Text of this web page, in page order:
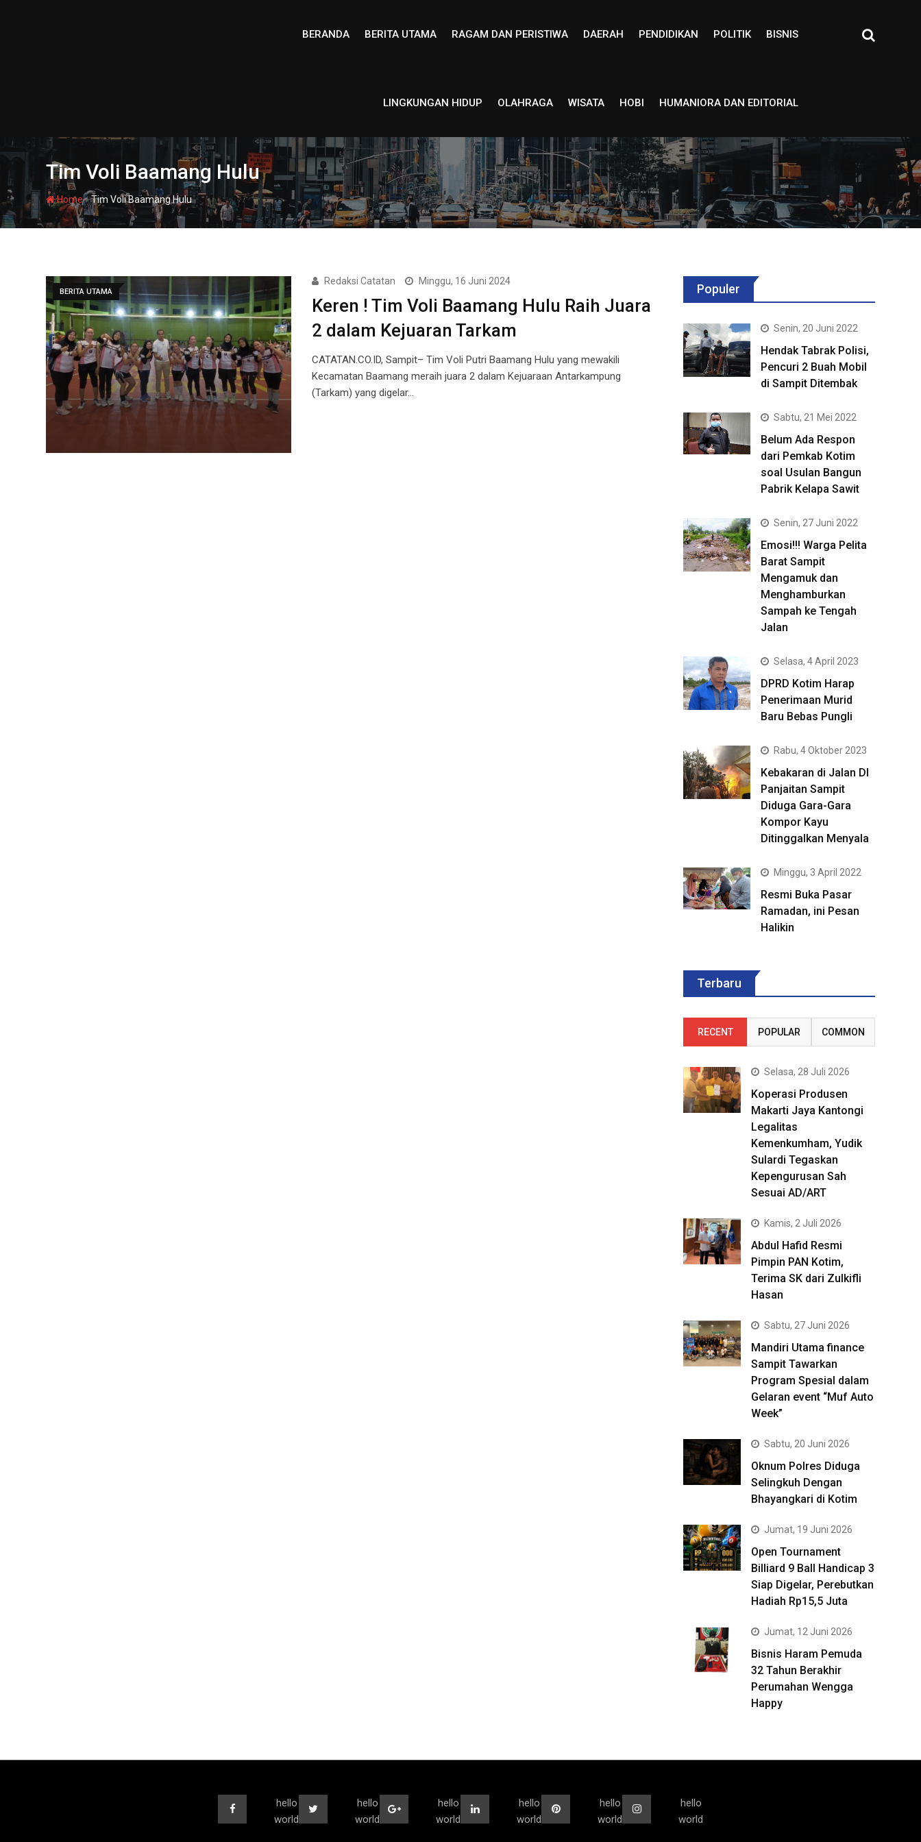
BERANDA BERITA UTAMA RAGAM DAN PERISTIWA DAERAH PENDIDIKAN POLITIK BISNIS
LINGKUNGAN HIDUP OLAHRAGA WISATA HOBI HUMANIORA DAN EDITORIAL
Tim Voli Baamang Hulu
Home-Tim Voli Baamang Hulu
BERITA UTAMA
Redaksi Catatan Minggu, 16 Juni 2024
Keren ! Tim Voli Baamang Hulu Raih Juara
2 dalam Kejuaran Tarkam
CATATAN.CO.ID, Sampit– Tim Voli Putri Baamang Hulu yang mewakili
Kecamatan Baamang meraih juara 2 dalam Kejuaraan Antarkampung
(Tarkam) yang digelar…
Populer
Senin, 20 Juni 2022
Hendak Tabrak Polisi,
Pencuri 2 Buah Mobil
di Sampit Ditembak
Sabtu, 21 Mei 2022
Belum Ada Respon
dari Pemkab Kotim
soal Usulan Bangun
Pabrik Kelapa Sawit
Senin, 27 Juni 2022
Emosi!!! Warga Pelita
Barat Sampit
Mengamuk dan
Menghamburkan
Sampah ke Tengah
Jalan
Selasa, 4 April 2023
DPRD Kotim Harap
Penerimaan Murid
Baru Bebas Pungli
Rabu, 4 Oktober 2023
Kebakaran di Jalan DI
Panjaitan Sampit
Diduga Gara-Gara
Kompor Kayu
Ditinggalkan Menyala
Minggu, 3 April 2022
Resmi Buka Pasar
Ramadan, ini Pesan
Halikin
Terbaru
RECENT POPULAR COMMON
Selasa, 28 Juli 2026
Koperasi Produsen
Makarti Jaya Kantongi
Legalitas
Kemenkumham, Yudik
Sulardi Tegaskan
Kepengurusan Sah
Sesuai AD/ART
Kamis, 2 Juli 2026
Abdul Hafid Resmi
Pimpin PAN Kotim,
Terima SK dari Zulkifli
Hasan
Sabtu, 27 Juni 2026
Mandiri Utama finance
Sampit Tawarkan
Program Spesial dalam
Gelaran event “Muf Auto
Week”
Sabtu, 20 Juni 2026
Oknum Polres Diduga
Selingkuh Dengan
Bhayangkari di Kotim
Jumat, 19 Juni 2026
Open Tournament
Billiard 9 Ball Handicap 3
Siap Digelar, Perebutkan
Hadiah Rp15,5 Juta
Jumat, 12 Juni 2026
Bisnis Haram Pemuda
32 Tahun Berakhir
Perumahan Wengga
Happy
hello
world
hello
world
hello
world
hello
world
hello
world
hello
world